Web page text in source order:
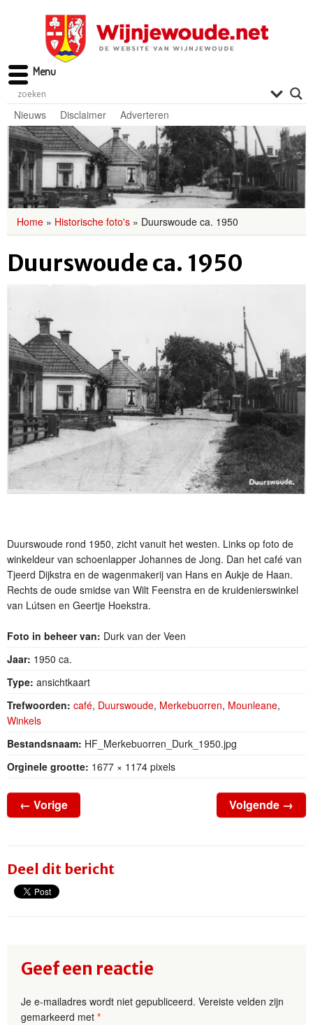
Nieuws Disclaimer Adverteren
Home » Historische foto's » Duurswoude ca. 1950
Duurswoude ca. 1950
Duurswoude rond 1950, zicht vanuit het westen. Links op foto de
winkeldeur van schoenlapper Johannes de Jong. Dan het café van
Tjeerd Dijkstra en de wagenmakerij van Hans en Aukje de Haan.
Rechts de oude smidse van Wilt Feenstra en de kruidenierswinkel
van Lútsen en Geertje Hoekstra.
Foto in beheer van: Durk van der Veen
Jaar: 1950 ca.
Type: ansichtkaart
Trefwoorden: café, Duurswoude, Merkebuorren, Mounleane,
Winkels
Bestandsnaam: HF_Merkebuorren_Durk_1950.jpg
Orginele grootte: 1677 × 1174 pixels
← Vorige Volgende →
Deel dit bericht
Geef een reactie
Je e-mailadres wordt niet gepubliceerd. Vereiste velden zijn
gemarkeerd met *
Menu